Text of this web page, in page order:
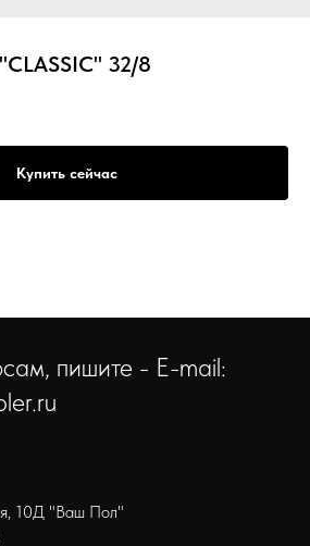
32/8
Купить сейчас
пишите - E-mail:
10Д "Ваш Пол"